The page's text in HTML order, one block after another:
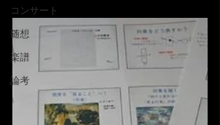
コンサート
随想
楽譜
論考